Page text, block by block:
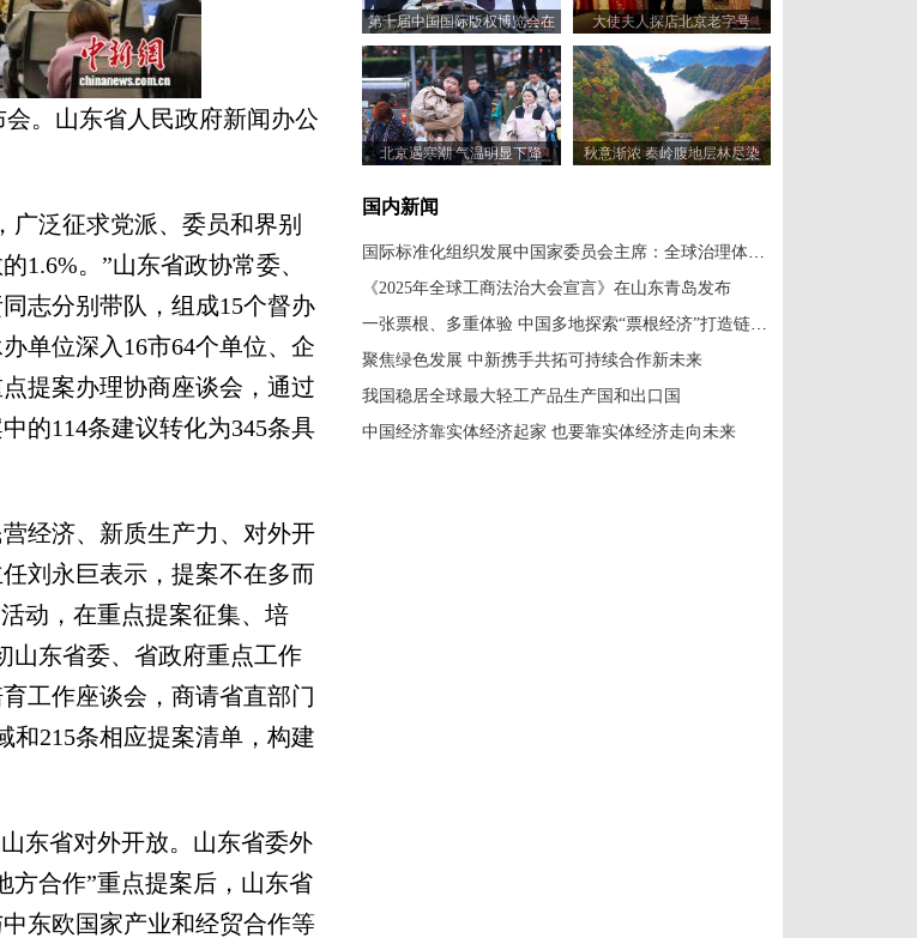
。山东省人民政府新闻办公
泛征求党派、委员和界别
1.6%。”山东省政协常委、
志分别带队，组成15个督办
单位深入16市64个单位、企
提案办理协商座谈会，通过
的114条建议转化为345条具
经济、新质生产力、对外开
刘永巨表示，提案不在多而
动，在重点提案征集、培
山东省委、省政府重点工作
工作座谈会，商请省直部门
和215条相应提案清单，构建
省对外开放。山东省委外
合作”重点提案后，山东省
东欧国家产业和经贸合作等
第十届中国国际版权博览会在
山东青岛开幕
大使夫人探店北京老字号
北京遇寒潮 气温明显下降 秋意渐浓 秦岭腹地层林尽染
国内新闻
国际标准化组织发展中国家委员会主席：全球治理体系改革应共建共享
《2025年全球工商法治大会宣言》在山东青岛发布
一张票根、多重体验 中国多地探索“票根经济”打造链式消费新场景
聚焦绿色发展 中新携手共拓可持续合作新未来
我国稳居全球最大轻工产品生产国和出口国
中国经济靠实体经济起家 也要靠实体经济走向未来